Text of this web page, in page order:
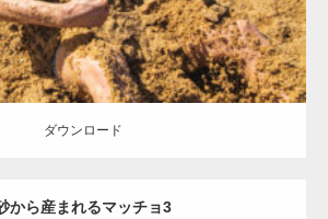
ダウンロード
から産まれるマッチョ3